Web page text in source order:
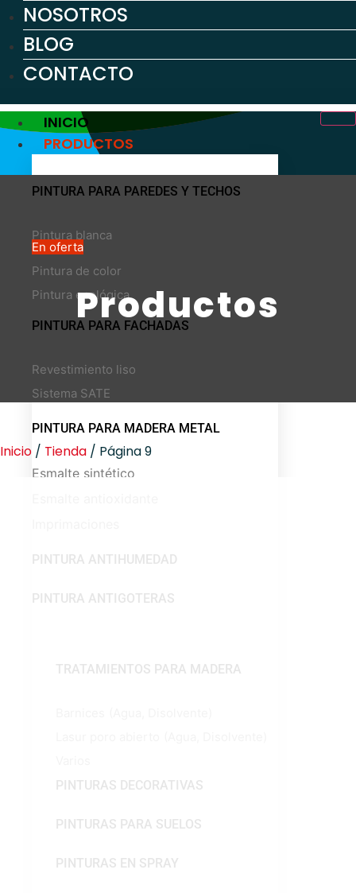
NOSOTROS
BLOG
CONTACTO
INICIO
PRODUCTOS
PINTURA PARA PAREDES Y TECHOS
Pintura blanca
En oferta
Pintura de color
Pintura ecológica
PINTURA PARA FACHADAS
Revestimiento liso
Sistema SATE
PINTURA PARA MADERA METAL
Esmalte sintético
PINTURA ANTIHUMEDAD
PINTURA ANTIGOTERAS
TRATAMIENTOS PARA MADERA
PINTURAS DECORATIVAS
PINTURAS PARA SUELOS
PINTURAS EN SPRAY
Productos
Inicio / Tienda / Página 9